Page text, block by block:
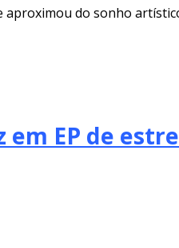
aproximou do sonho
em EP de